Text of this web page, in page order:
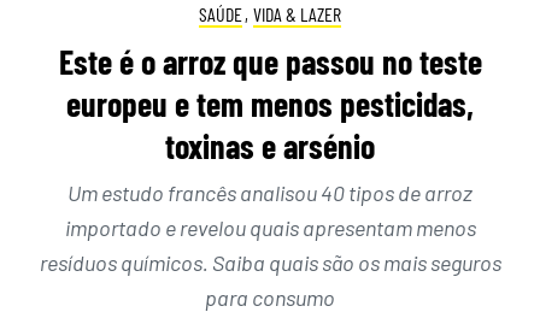
SAÚDE, VIDA & LAZER
Este é o arroz que passou no teste
europeu e tem menos pesticidas,
toxinas e arsénio
Um estudo francês analisou 40 tipos de arroz
importado e revelou quais apresentam menos
resíduos químicos. Saiba quais são os mais seguros
para consumo